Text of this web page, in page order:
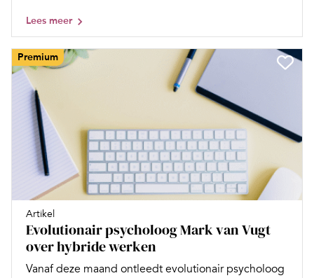
Lees meer
Premium
Artikel
Evolutionair psycholoog Mark van Vugt
over hybride werken
Vanaf deze maand ontleedt evolutionair psycholoog